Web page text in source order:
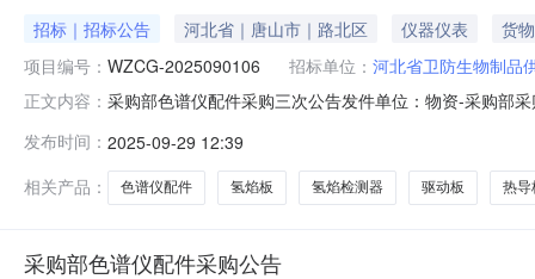
招标｜招标公告 河北省｜唐山市｜路北区 仪器仪表
货物
项目编号： WZCG-2025090106 招标单位： 河北省卫防生物制品
正文内容： 采购部色谱仪配件采购三次公告发件单位：物资-采购部
必须是一次性报价，不得涂改。1.报价方资格报价方须为
发布时间： 2025-09-29 12:39
相关产品：
色谱仪配件 氢焰板 氢焰检测器 驱动板 热导
采购部色谱仪配件采购公告